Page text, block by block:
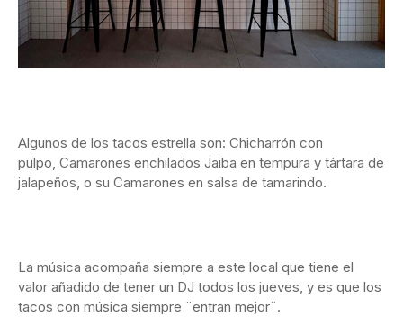
Algunos de los tacos estrella son: Chicharrón con
pulpo, Camarones enchilados Jaiba en tempura y tártara de
jalapeños, o su Camarones en salsa de tamarindo.
La música acompaña siempre a este local que tiene el
valor añadido de tener un DJ todos los jueves, y es que los
tacos con música siempre ¨entran mejor¨.